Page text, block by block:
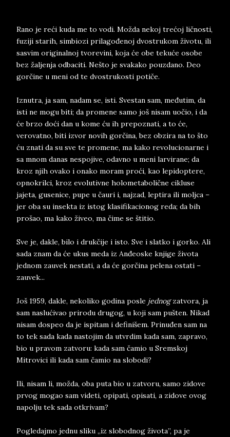
Rano je reći kuda me to vodi. Možda nekoj trećoj ličnosti,
fuziji starih, simbiozi prilagođenoj dvostrukom životu, ili
sasvim originalnoj tvorevini, koja će obe tekuće osobe
bez žaljenja odbaciti. Nešto je svakako pouzdano. Deo
gorčine u meni od te dvostrukosti potiče.
Iznutra, ja sam, nadam se, isti. Svestan sam, međutim, da
isti ne mogu biti; da promene samo još nisam uočio, i da
će brzo doći dan u kome ću ih prepoznati, a to će,
verovatno, biti izvor novih gorčina, bez obzira na to što
ću znati da su sve te promene, ma kako revolucionarne i
sa mnom danas nespojive, odavno u meni larvirane; da
kroz njih ovako i onako moram proći, kao lepidoptere,
opnokrilci, kroz evolutivne holometabolične cikluse
jajeta, gusenice, pupe u čauri i, najzad, leptira ili moljca –
jer oba su insekta iz istog klasifikacionog reda; da bih
prošao, ma kako živeo, ma čime se štitio.
Sve je, dakle, bilo i drukčije i isto. Sve i slatko i gorko. Ali
sada znam da će ukus meda iz Anđeoske knjige života
jednom zauvek nestati, a da će gorčina pelena ostati –
zauvek...
Još 1959, dakle, nekoliko godina posle jednogzatvora, ja
sam naslućivao prirodu drugog, u koji sam pušten. Nikad
nisam dospeo da je ispitam i definišem. Prinuđen sam na
to tek sada kada nastojim da utvrdim kada sam, zapravo,
bio u pravom zatvoru: kada sam čamio u Sremskoj
Mitrovici ili kada sam čamio na slobodi?
Ili, nisam li, možda, oba puta bio u zatvoru, samo zidove
prvog mogao sam videti, opipati, opisati, a zidove ovog
napolju tek sada otkrivam?
Pogledajmo jednu sliku „iz slobodnog života”, pa je